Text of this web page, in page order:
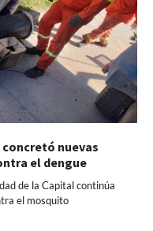
concretó nuevas
el dengue
de la Capital continúa
el mosquito